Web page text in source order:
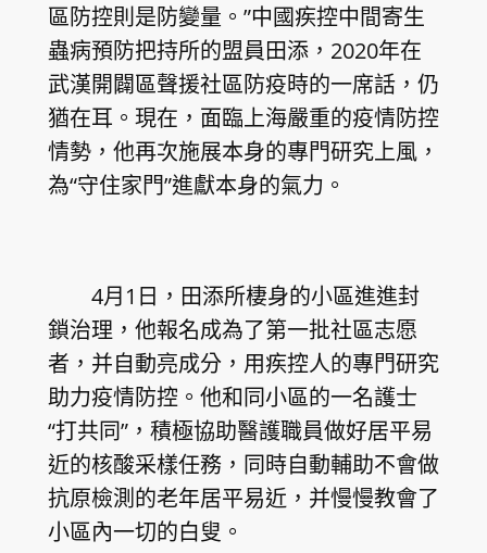
區防控則是防變量。”中國疾控中間寄生
蟲病預防把持所的盟員田添，2020年在
武漢開闢區聲援社區防疫時的一席話，仍
猶在耳。現在，面臨上海嚴重的疫情防控
情勢，他再次施展本身的專門研究上風，
為“守住家門”進獻本身的氣力。
4月1日，田添所棲身的小區進進封
鎖治理，他報名成為了第一批社區志愿
者，并自動亮成分，用疾控人的專門研究
助力疫情防控。他和同小區的一名護士
“打共同”，積極協助醫護職員做好居平易
近的核酸采樣任務，同時自動輔助不會做
抗原檢測的老年居平易近，并慢慢教會了
小區內一切的白叟。